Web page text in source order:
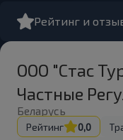
Рейтинг и
ООО "Стас
Частные
Беларусь
Рейтинг 0,0